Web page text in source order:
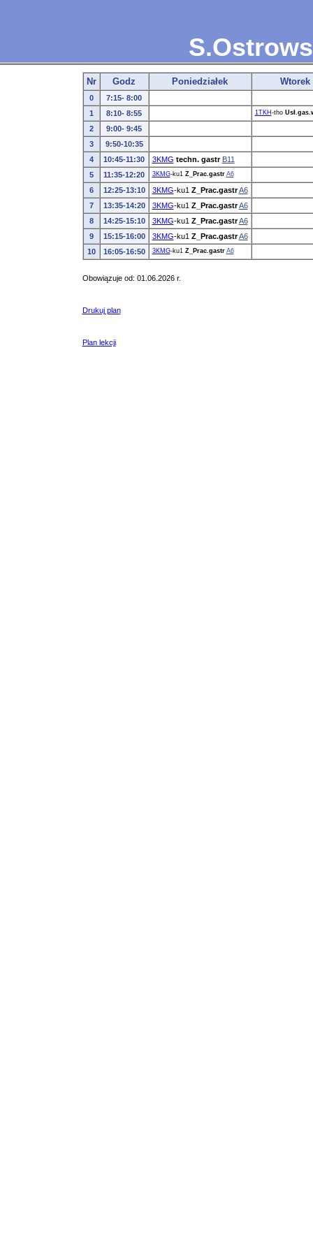
Nr Godz Poniedziałek Wtorek
0
7:15- 8:00
1
8:10- 8:55 1TKH -tho
2
9:00- 9:45
3
9:50-10:35
4
10:45-11:30 3KMG techn. gastr B11
5
11:35-12:20 3KMG-ku1 Z_Prac.gastr A6
6 12:25-13:10 3KMG-ku1 Z_Prac.gastr A6
7
13:35-14:20 3KMG-ku1 Z_Prac.gastr A6
8
14:25-15:10 3KMG-ku1 Z_Prac.gastr A6
9
15:15-16:00 3KMG-ku1 Z_Prac.gastr A6
10
16:05-16:50 3KMG-ku1 Z_Prac.gastr A6
Obowiązuje od: 01.06.2026 r.
Drukuj plan
Plan lekcji